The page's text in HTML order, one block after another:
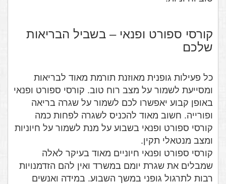
קורסי ספורט ופנאי – בשביל הבריאות
שלכם
כל פעילות גופנית מאוזנת תורמת מאוד לבריאות
ומסייעת לשמור על מצב רוח טוב. קורסי ספורט ופנאי
באופן קבוע יאפשרו לכם לשמור על שגרה בריאה
ופורייה. חשוב מאוד להכניס לשגרה לפחות כמה
קורסי ספורט ופנאי בשבוע על מנת לשמור על חיוניות
ומצב מנטאלי תקין.
קורסי ספורט ופנאי חיוניים מאוד בעיקר לאלה
שמבלים את שגרת יומם במשרד ואין להם הזדמנויות
רבות לתרגול גופני במשך השבוע. במידה ואנשים